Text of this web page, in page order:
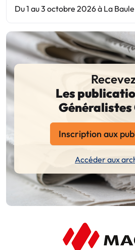
Du 1 au 3 octobre 2026 à La Baule
Les
Généralistes
Inscription aux
Accéder aux